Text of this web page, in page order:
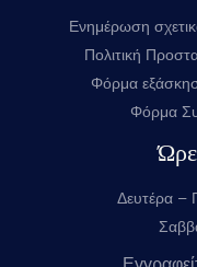
Ενημέρωση
Πολιτική
Φόρμα
Φόρμα
Δευτέρα –